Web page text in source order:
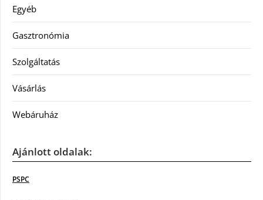
Egyéb
Gasztronómia
Szolgáltatás
Vásárlás
Webáruház
Ajánlott oldalak:
PSPC